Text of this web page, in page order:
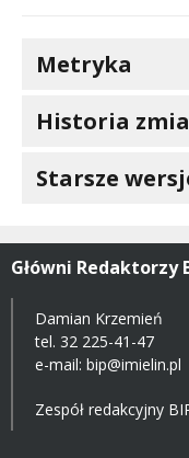
Metryka
Historia
Starsze
Główni Redaktorzy
Damian Krzemień
tel. 32 225-41-47
e-mail: bip@imielin.pl
Zespół redakcyjny